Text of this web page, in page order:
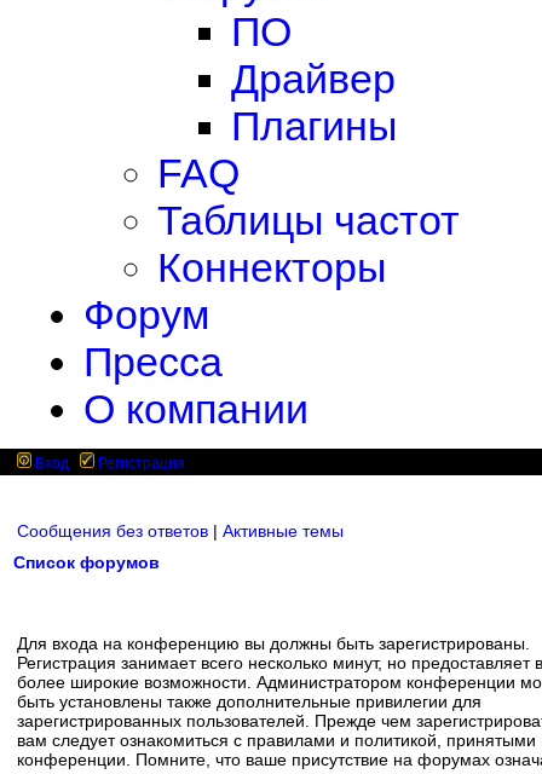
ПО
Драйвер
Плагины
FAQ
Таблицы частот
Коннекторы
Форум
Пресса
О компании
Вход Регистрация
Сообщения без ответов | Активные темы
Список форумов
Для входа на конференцию вы должны быть зарегистрированы.
Регистрация занимает всего несколько минут, но предоставляет
более широкие возможности. Администратором конференции
быть установлены также дополнительные привилегии для
зарегистрированных пользователей. Прежде чем
вам следует ознакомиться с правилами и политикой, принятыми
конференции. Помните, что ваше присутствие на форумах